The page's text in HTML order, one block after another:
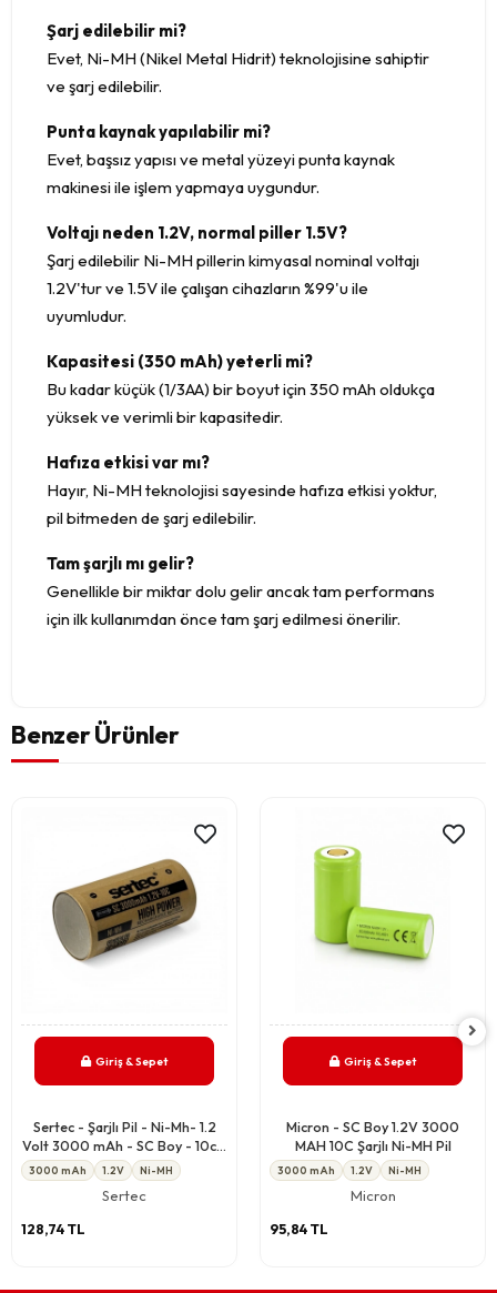
Şarj edilebilir mi?
Evet, Ni-MH (Nikel Metal Hidrit) teknolojisine sahiptir
ve şarj edilebilir.
Punta kaynak yapılabilir mi?
Evet, başsız yapısı ve metal yüzeyi punta kaynak
makinesi ile işlem yapmaya uygundur.
Voltajı neden 1.2V, normal piller 1.5V?
Şarj edilebilir Ni-MH pillerin kimyasal nominal voltajı
1.2V'tur ve 1.5V ile çalışan cihazların %99'u ile
uyumludur.
Kapasitesi (350 mAh) yeterli mi?
Bu kadar küçük (1/3AA) bir boyut için 350 mAh oldukça
yüksek ve verimli bir kapasitedir.
Hafıza etkisi var mı?
Hayır, Ni-MH teknolojisi sayesinde hafıza etkisi yoktur,
pil bitmeden de şarj edilebilir.
Tam şarjlı mı gelir?
Genellikle bir miktar dolu gelir ancak tam performans
için ilk kullanımdan önce tam şarj edilmesi önerilir.
Benzer Ürünler
Giriş & Sepet
Sertec - Şarjlı Pil - Ni-Mh- 1.2
Volt 3000 mAh - SC Boy - 10c -
Başsız
3000 mAh 1.2V Ni-MH
Sertec
128,74 TL
Giriş & Sepet
Micron - SC Boy 1.2V 3000
MAH 10C Şarjlı Ni-MH Pil
3000 mAh 1.2V Ni-MH
Micron
95,84 TL